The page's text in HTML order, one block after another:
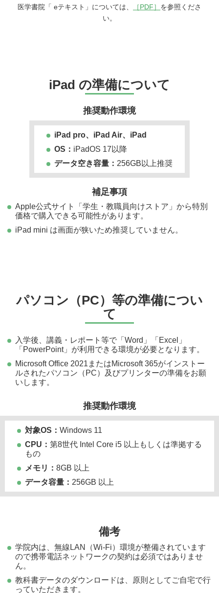
医学書院「 eテキスト」については、
［PDF］ を参照くださ
い。
iPad の準備について
推奨動作環境
iPad pro、iPad Air、iPad
OS： iPadOS 17以降
データ空き容量： 256GB以上推奨
補足事項
Apple公式サイト「学生・教職員向けストア」から特別
価格で購入できる可能性があります。
iPad mini は画面が狭いため推奨していません。
パソコン（PC）等の準備につい
て
入学後、講義・レポート等で「Word」「Excel」
「PowerPoint」が利用できる環境が必要となります。
Microsoft Office 2021またはMicrosoft 365がインストー
ルされたパソコン（PC）及びプリンターの準備をお願
いします。
推奨動作環境
対象OS： Windows 11
CPU： 第8世代 Intel Core i5 以上もしくは準拠する
もの
メモリ： 8GB 以上
データ容量： 256GB 以上
備考
学院内は、無線LAN（Wi-Fi）環境が整備されています
ので携帯電話ネットワークの契約は必須ではありませ
ん。
教科書データのダウンロードは、原則としてご自宅で行
っていただきます。